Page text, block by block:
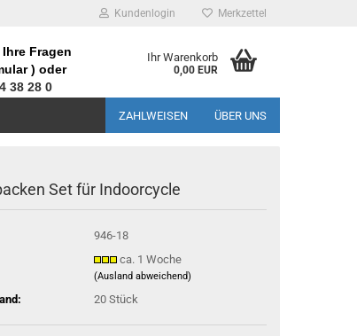
Kundenlogin Merkzettel
Fragen
) oder
38 28 0
Ihr Warenkorb
0,00 EUR
ZAHLWEISEN ÜBER UNS
Set für Indoorcycle
946-18
ca. 1 Woche
(Ausland abweichend)
20 Stück